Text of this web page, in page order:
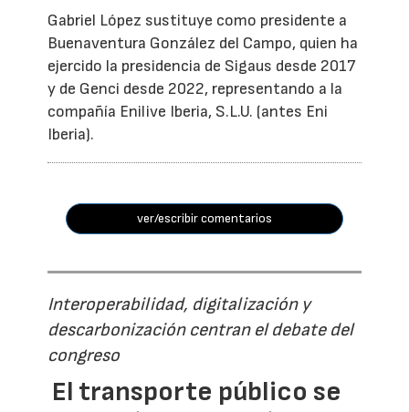
Gabriel López sustituye como presidente a
Buenaventura González del Campo, quien ha
ejercido la presidencia de Sigaus desde 2017
y de Genci desde 2022, representando a la
compañía Enilive Iberia, S.L.U. (antes Eni
Iberia).
ver/escribir comentarios
Interoperabilidad, digitalización y
descarbonización centran el debate del
congreso
El transporte público se